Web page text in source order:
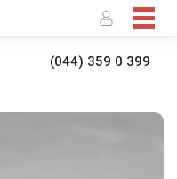
(044) 359 0 399